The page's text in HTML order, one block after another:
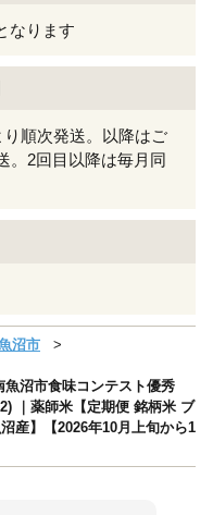
なります
順次発送。以降はご
。2回目以降は毎月同
沼市
魚沼市食味コンテスト優秀
｜薬師米【定期便 銘柄米 ブ
産】【2026年10月上旬から1